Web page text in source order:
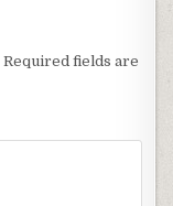
Required fields are